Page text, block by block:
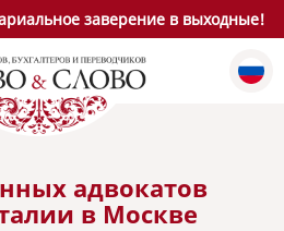
заверение в выходные!
адвокатов
в Москве